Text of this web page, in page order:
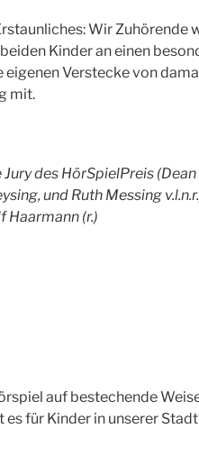
Wir Zuhörende
Kinder an einen
Verstecke von
mit.
Jury des HörSpielPreis
und Ruth Messing
Haarmann (r.)
auf bestechende
für Kinder in unserer